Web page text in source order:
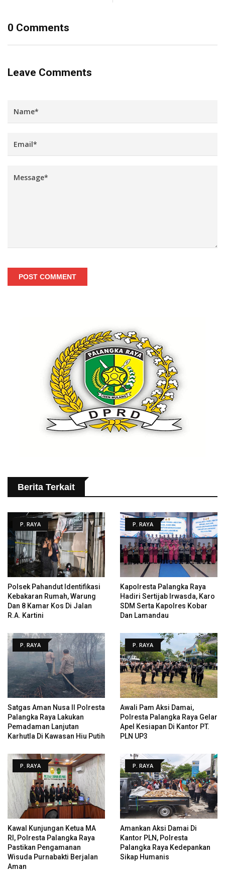
0 Comments
Leave Comments
POST COMMENT
Berita Terkait
P. RAYA
Polsek Pahandut Identifikasi
Kebakaran Rumah, Warung
Dan 8 Kamar Kos Di Jalan
R.A. Kartini
P. RAYA
Kapolresta Palangka Raya
Hadiri Sertijab Irwasda, Karo
SDM Serta Kapolres Kobar
Dan Lamandau
P. RAYA
Satgas Aman Nusa II Polresta
Palangka Raya Lakukan
Pemadaman Lanjutan
Karhutla Di Kawasan Hiu Putih
P. RAYA
Awali Pam Aksi Damai,
Polresta Palangka Raya Gelar
Apel Kesiapan Di Kantor PT.
PLN UP3
P. RAYA
Kawal Kunjungan Ketua MA
RI, Polresta Palangka Raya
Pastikan Pengamanan
Wisuda Purnabakti Berjalan
Aman
P. RAYA
Amankan Aksi Damai Di
Kantor PLN, Polresta
Palangka Raya Kedepankan
Sikap Humanis